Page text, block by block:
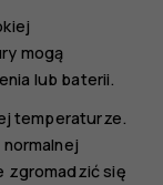
mogą
lub baterii.
temperaturze.
zgromadzić się